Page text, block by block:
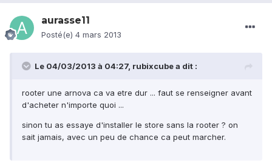
aurasse11
Posté(e) 4 mars 2013
Le 04/03/2013 à 04:27, rubixcube a dit :
rooter une arnova ca va etre dur ... faut se renseigner avant
d'acheter n'importe quoi ...
sinon tu as essaye d'installer le store sans la rooter ? on
sait jamais, avec un peu de chance ca peut marcher.